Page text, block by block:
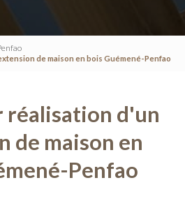
de maison en bois Guémené-Penfao
réalisation d'un
de maison en
Penfao